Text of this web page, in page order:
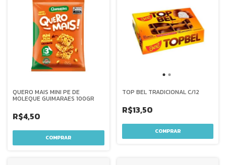
QUERO MAIS MINI PE DE
MOLEQUE GUIMARAES 100GR
R$4,50
TOP BEL TRADICIONAL C/12
R$13,50